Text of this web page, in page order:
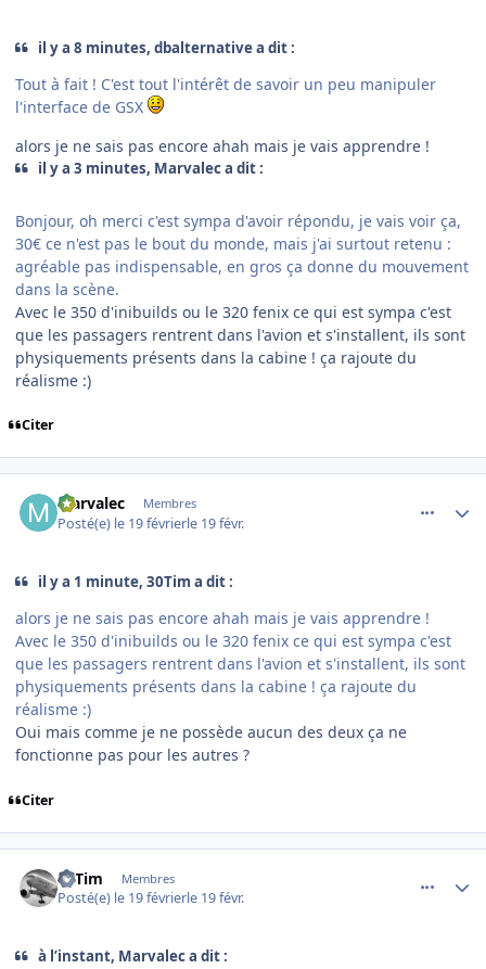
il y a 8 minutes, dbalternative a dit :
Tout à fait ! C'est tout l'intérêt de savoir un peu manipuler
l'interface de GSX
alors je ne sais pas encore ahah mais je vais apprendre !
il y a 3 minutes, Marvalec a dit :
Bonjour, oh merci c'est sympa d'avoir répondu, je vais voir ça,
30€ ce n'est pas le bout du monde, mais j'ai surtout retenu :
agréable pas indispensable, en gros ça donne du mouvement
dans la scène.
Avec le 350 d'inibuilds ou le 320 fenix ce qui est sympa c'est
que les passagers rentrent dans l'avion et s'installent, ils sont
physiquements présents dans la cabine ! ça rajoute du
réalisme :)
Citer
Marvalec Membres
Posté(e) le 19 févrierle 19 févr.
il y a 1 minute, 30Tim a dit :
alors je ne sais pas encore ahah mais je vais apprendre !
Avec le 350 d'inibuilds ou le 320 fenix ce qui est sympa c'est
que les passagers rentrent dans l'avion et s'installent, ils sont
physiquements présents dans la cabine ! ça rajoute du
réalisme :)
Oui mais comme je ne possède aucun des deux ça ne
fonctionne pas pour les autres ?
Citer
30Tim Membres
Posté(e) le 19 févrierle 19 févr.
à l’instant, Marvalec a dit :